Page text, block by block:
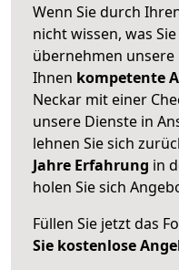
Wenn Sie durch
nicht wissen, was
übernehmen
Ihnen kompetente
Neckar mit einer
unsere Dienste in
lehnen Sie sich
Jahre Erfahrung in
holen Sie sich
Füllen Sie jetzt das
Sie kostenlose